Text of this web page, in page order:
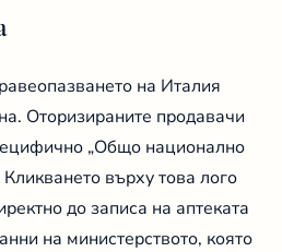
на Италия
Оторизираните продавачи
„Общо национално
върху това лого
до записа на аптеката
на министерството, която